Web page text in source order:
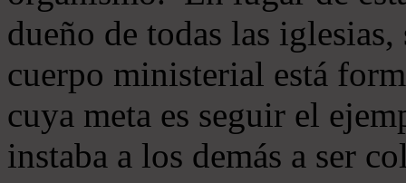
dueño de todas las
cuerpo ministerial está
cuya meta es seguir el
instaba a los demás a ser